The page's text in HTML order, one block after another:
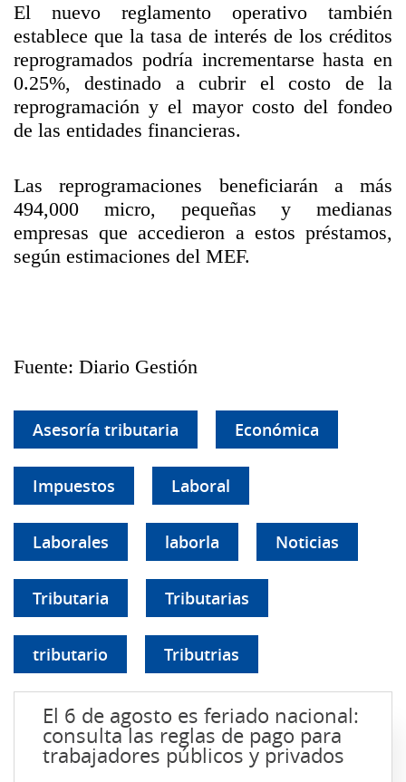
El nuevo reglamento operativo también
establece que la tasa de interés de los créditos
reprogramados podría incrementarse hasta en
0.25%, destinado a cubrir el costo de la
reprogramación y el mayor costo del fondeo
de las entidades financieras.
Las reprogramaciones beneficiarán a más
494,000 micro, pequeñas y medianas
empresas que accedieron a estos préstamos,
según estimaciones del MEF.
Fuente: Diario Gestión
Asesoría tributaria Económica
Impuestos Laboral
Laborales laborla Noticias
Tributaria Tributarias
tributario Tributrias
El 6 de agosto es feriado nacional:
consulta las reglas de pago para
trabajadores públicos y privados